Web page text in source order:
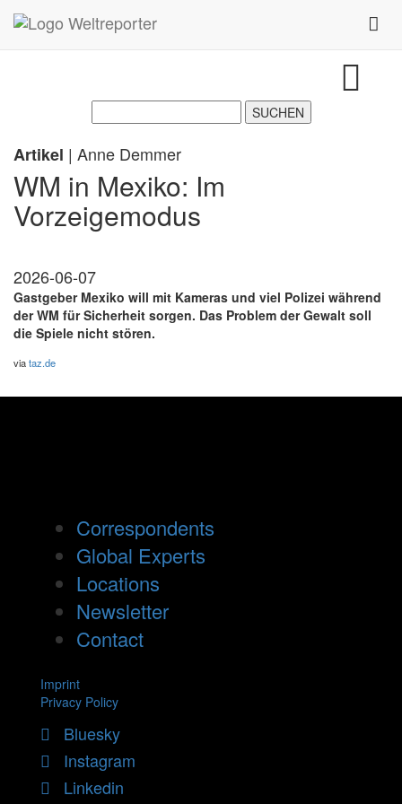
Zum Inhalt springen
Artikel | Anne Demmer
WM in Mexiko: Im
Vorzeigemodus
2026-06-07
Gastgeber Mexiko will mit Kameras und viel Polizei während
der WM für Sicherheit sorgen. Das Problem der Gewalt soll
die Spiele nicht stören.
viataz.de
Correspondents
Global Experts
Locations
Newsletter
Contact
Imprint
Privacy Policy
Bluesky
Instagram
Linkedin